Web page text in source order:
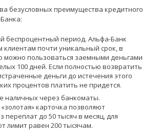
безусловных преимущества кредитного
беспроцентный период. Альфа-Банк
клиентам почти уникальный срок, в
можно пользоваться заемными деньгами
100 дней. Если полностью возвратить
деньги до истечения этого
процентов платить не придется.
наличных через банкоматы.
«золотая» карточка позволяют
переплат до 50 тысяч в месяц, для
лимит равен 200 тысячам.